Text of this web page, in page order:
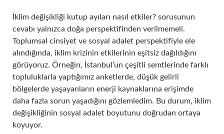
İklim değişikliği kutup ayıları nasıl etkiler? sorusunun
cevabı yalnızca doğa perspektifinden verilmemeli.
Toplumsal cinsiyet ve sosyal adalet perspektifiyle ele
alındığında, iklim krizinin etkilerinin eşitsiz dağıldığını
görüyoruz. Örneğin, İstanbul’un çeşitli semtlerinde farklı
topluluklarla yaptığımız anketlerde, düşük gelirli
bölgelerde yaşayanların enerji kaynaklarına erişimde
daha fazla sorun yaşadığını gözlemledim. Bu durum, iklim
değişikliğinin sosyal adalet boyutunu doğrudan ortaya
koyuyor.